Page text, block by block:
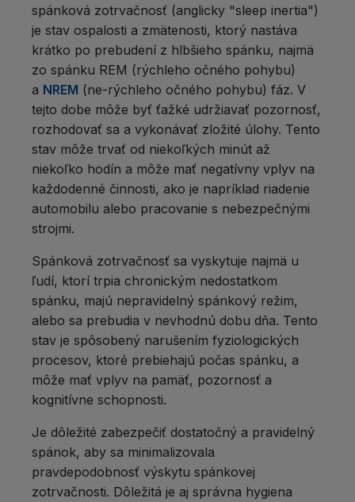
spánková zotrvačnosť (anglicky "sleep inertia")
je stav ospalosti a zmätenosti, ktorý nastáva
krátko po prebudení z hlbšieho spánku, najmä
zo spánku REM (rýchleho očného pohybu)
a NREM (ne-rýchleho očného pohybu) fáz. V
tejto dobe môže byť ťažké udržiavať pozornosť,
rozhodovať sa a vykonávať zložité úlohy. Tento
stav môže trvať od niekoľkých minút až
niekoľko hodín a môže mať negatívny vplyv na
každodenné činnosti, ako je napríklad riadenie
automobilu alebo pracovanie s nebezpečnými
strojmi.
Spánková zotrvačnosť sa vyskytuje najmä u
ľudí, ktorí trpia chronickým nedostatkom
spánku, majú nepravidelný spánkový režim,
alebo sa prebudia v nevhodnú dobu dňa. Tento
stav je spôsobený narušením fyziologických
procesov, ktoré prebiehajú počas spánku, a
môže mať vplyv na pamäť, pozornosť a
kognitívne schopnosti.
Je dôležité zabezpečiť dostatočný a pravidelný
spánok, aby sa minimalizovala
pravdepodobnosť výskytu spánkovej
zotrvačnosti. Dôležitá je aj správna hygiena